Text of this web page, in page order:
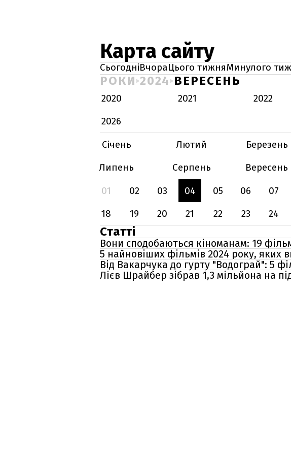
Карта сайту
СьогодніВчораЦього тижняМинулого
РОКИ 2024 ВЕРЕСЕНЬ
2020 2021 2022
2026
Січень
Лютий Березень
Липень
Серпень Вересень
01
02 03 04 05 06 07
18
19 20 21 22 23 24
Статті
Вони сподобаються кіноманам: 19
5 найновіших фільмів 2024 року, яких
Від Вакарчука до гурту "Водограй": 5
Лієв Шрайбер зібрав 1,3 мільйона на